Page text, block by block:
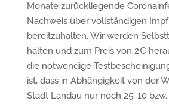
Monate zurückliegende
Nachweis über vollständigen
bereitzuhalten. Wir werden
halten und zum Preis von 2€
die notwendige
ist, dass in Abhängigkeit von der
Stadt Landau nur noch 25, 10